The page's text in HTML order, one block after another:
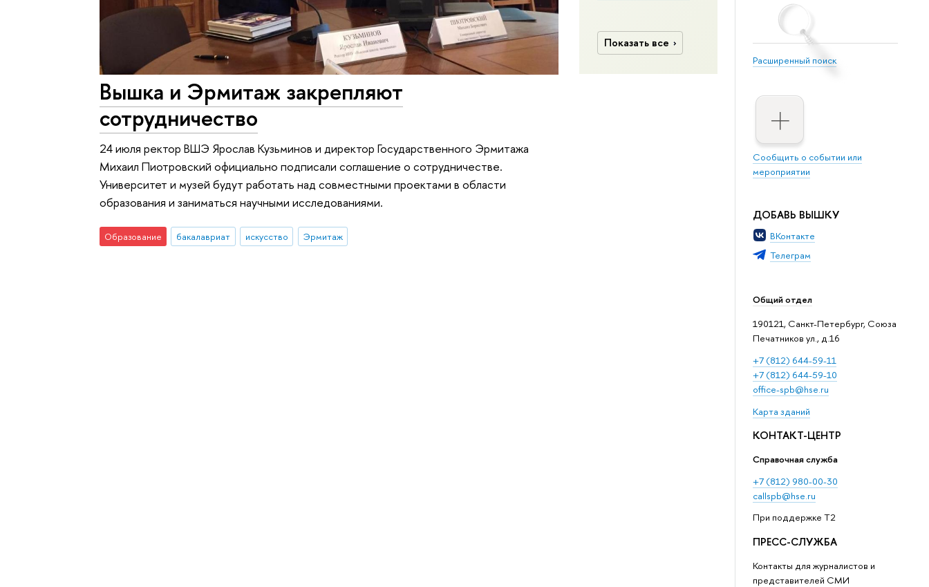
Расширенный поиск
Сообщить о событии или
мероприятии
ДОБАВЬ ВЫШКУ
ВКонтакте
Телеграм
Общий отдел
190121, Санкт-Петербург, Союза
Печатников ул., д.16
+7 (812) 644-59-11
+7 (812) 644-59-10
office-spb@hse.ru
Карта зданий
КОНТАКТ-ЦЕНТР
Справочная служба
+7 (812) 980-00-30
callspb@hse.ru
При поддержке T2
ПРЕСС-СЛУЖБА
Контакты для журналистов и
представителей СМИ
Показать все
Вышка и Эрмитаж закрепляют
сотрудничество
24 июля ректор ВШЭ Ярослав Кузьминов и директор Государственного Эрмитажа
Михаил Пиотровский официально подписали соглашение о сотрудничестве.
Университет и музей будут работать над совместными проектами в области
образования и заниматься научными исследованиями.
Образование бакалавриат искусство Эрмитаж